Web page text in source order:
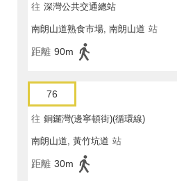
往 深灣公共交通總站
南朗山道熟食市場, 南朗山道 站
距離 90m
76
往 銅鑼灣(邊寧頓街)(循環線)
南朗山道, 黃竹坑道 站
距離 30m